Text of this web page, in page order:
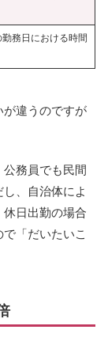
務日における時間
違うのですが
務員でも民間
、自治体によ
日出勤の場合
「だいたいこ